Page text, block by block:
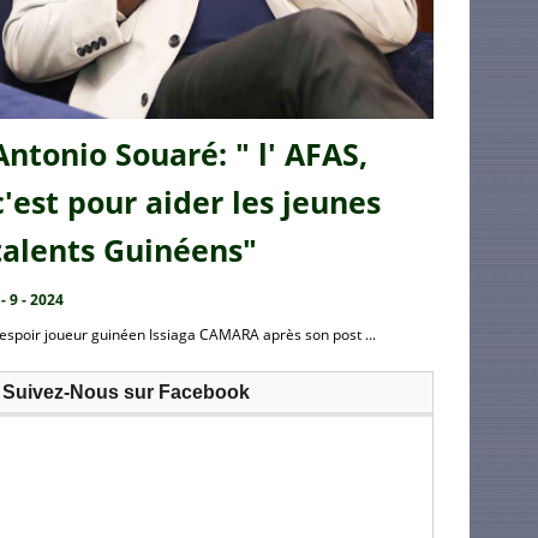
Souaré: " l' AFAS,
pour aider les jeunes
Guinéens"
9 - 2024
joueur guinéen Issiaga CAMARA après son post ...
Suivez-Nous sur Facebook